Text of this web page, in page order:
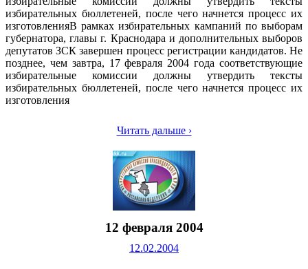
избирательных бюллетеней, после чего начнется процесс их
изготовленияВ рамках избирательных кампаний по выборам
губернатора, главы г. Краснодара и дополнительных выборов
депутатов ЗСК завершен процесс регистрации кандидатов. Не
позднее, чем завтра, 17 февраля 2004 года соответствующие
избирательные комиссии должны утвердить тексты
избирательных бюллетеней, после чего начнется процесс их
изготовления
Читать дальше ›
12 февраля 2004
12.02.2004